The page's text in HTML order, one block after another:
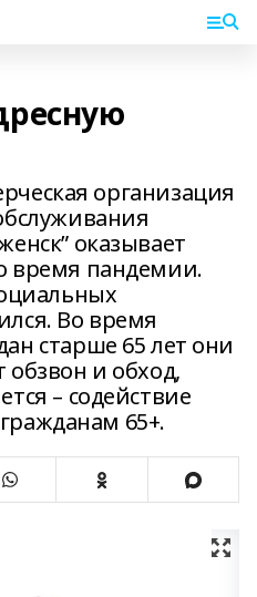
организация
оказывает
время пандемии.
Во время
старше 65 лет они
и обход,
– содействие
65+.